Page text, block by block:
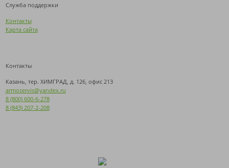
Служба поддержки
Контакты
Карта сайта
Контакты
Казань, тер. ХИМГРАД, д. 126, офис 213
armoservis@yandex.ru
8 (800) 600-6-278
8 (843) 207-2-208